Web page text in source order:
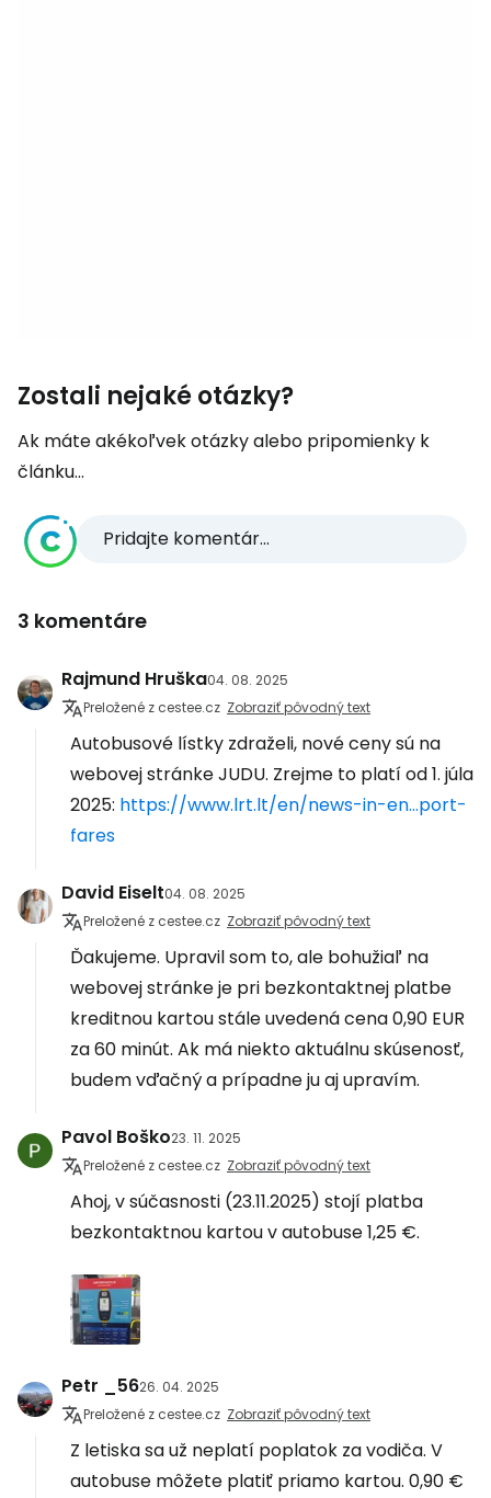
Zostali nejaké otázky?
Ak máte akékoľvek otázky alebo pripomienky k
článku...
Pridajte komentár...
3 komentáre
Rajmund Hruška04. 08. 2025
Preložené z cestee.cz Zobraziť pôvodný text
Autobusové lístky zdraželi, nové ceny sú na
webovej stránke JUDU. Zrejme to platí od 1. júla
2025: https://www.lrt.lt/en/news-in-en...port-
fares
David Eiselt04. 08. 2025
Preložené z cestee.cz Zobraziť pôvodný text
Ďakujeme. Upravil som to, ale bohužiaľ na
webovej stránke je pri bezkontaktnej platbe
kreditnou kartou stále uvedená cena 0,90 EUR
za 60 minút. Ak má niekto aktuálnu skúsenosť,
budem vďačný a prípadne ju aj upravím.
Pavol Boško23. 11. 2025
Preložené z cestee.cz Zobraziť pôvodný text
Ahoj, v súčasnosti (23.11.2025) stojí platba
bezkontaktnou kartou v autobuse 1,25 €.
Petr _5626. 04. 2025
Preložené z cestee.cz Zobraziť pôvodný text
Z letiska sa už neplatí poplatok za vodiča. V
autobuse môžete platiť priamo kartou. 0,90 €